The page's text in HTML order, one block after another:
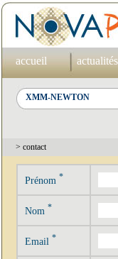
accueil actualités
> contact
Prénom *
Nom *
Email *